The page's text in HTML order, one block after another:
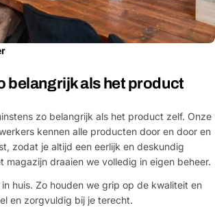
belangrijk als het product
zo belangrijk als het product zelf. Onze
kennen alle producten door en door en
zodat je altijd een eerlijk en deskundig
magazijn draaien we volledig in eigen beheer.
huis. Zo houden we grip op de kwaliteit en
en zorgvuldig bij je terecht.